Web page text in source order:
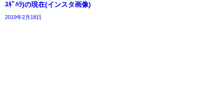
ｽｷﾞﾊﾗ)の現在(インスタ画像)
2019年2月18日